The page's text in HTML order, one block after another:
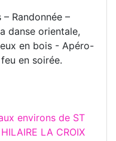
Randonnée –
danse orientale,
en bois - Apéro-
en soirée.
environs de ST
HILAIRE LA CROIX